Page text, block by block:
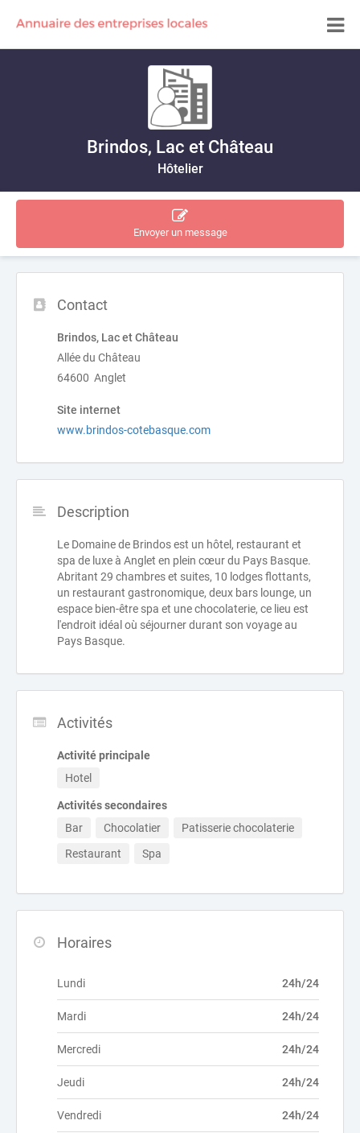
Brindos, Lac et Château
Hôtelier
Envoyer un message
Contact
Brindos, Lac et Château
Allée du Château
64600 Anglet
Site internet
www.brindos-cotebasque.com
Description
Le Domaine de Brindos est un hôtel, restaurant et
spa de luxe à Anglet en plein cœur du Pays Basque.
Abritant 29 chambres et suites, 10 lodges flottants,
un restaurant gastronomique, deux bars lounge, un
espace bien-être spa et une chocolaterie, ce lieu est
l'endroit idéal où séjourner durant son voyage au
Pays Basque.
Activités
Activité principale
Hotel
Activités secondaires
Bar
Chocolatier
Patisserie chocolaterie
Restaurant
Spa
Horaires
Lundi 24h/24
Mardi 24h/24
Mercredi 24h/24
Jeudi 24h/24
Vendredi 24h/24